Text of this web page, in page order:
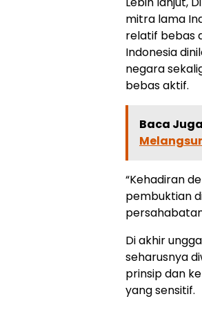
mitra lama
relatif bebas
Indonesia
negara
bebas aktif.
Baca
“Kehadiran
pembuktian
Di akhir
seharusnya
prinsip dan
yang sensitif.